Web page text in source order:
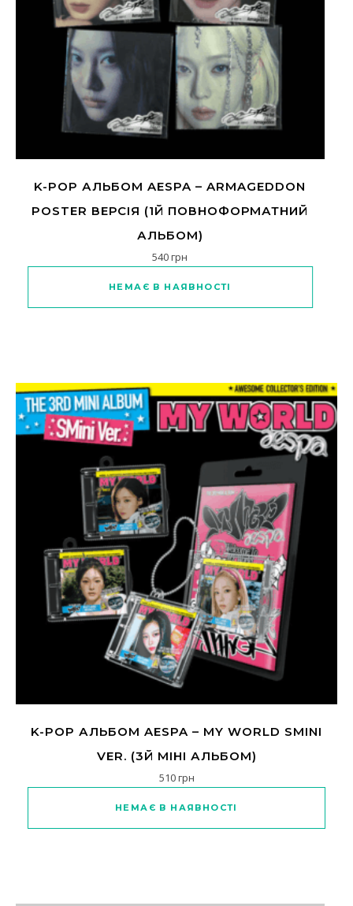
K-POP АЛЬБОМ AESPA – ARMAGEDDON
POSTER ВЕРСІЯ (1Й ПОВНОФОРМАТНИЙ
АЛЬБОМ)
540грн
НЕМАЄ В НАЯВНОСТІ
K-POP АЛЬБОМ AESPA – MY WORLD SMINI
VER. (3Й МІНІ АЛЬБОМ)
510грн
НЕМАЄ В НАЯВНОСТІ